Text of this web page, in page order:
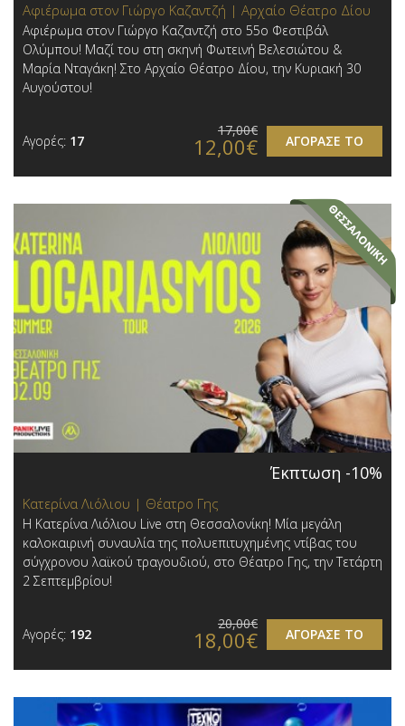
Αφιέρωμα στον Γιώργο Καζαντζή | Αρχαίο Θέατρο Δίου
Αφιέρωμα στον Γιώργο Καζαντζή στο 55ο Φεστιβάλ
Ολύμπου! Μαζί του στη σκηνή Φωτεινή Βελεσιώτου &
Μαρία Νταγάκη! Στο Αρχαίο Θέατρο Δίου, την Κυριακή 30
Αυγούστου!
Αγορές: 17 ΑΓΟΡΑΣΕ ΤΟ
17,00€
12,00€
Έκπτωση -10%
Κατερίνα Λιόλιου | Θέατρο Γης
Η Κατερίνα Λιόλιου Live στη Θεσσαλονίκη! Μία μεγάλη
καλοκαιρινή συναυλία της πολυεπιτυχημένης ντίβας του
σύγχρονου λαϊκού τραγουδιού, στο Θέατρο Γης, την Τετάρτη
2 Σεπτεμβρίου!
Αγορές: 192 ΑΓΟΡΑΣΕ ΤΟ
20,00€
18,00€